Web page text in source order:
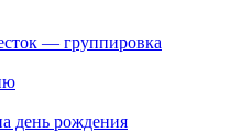
— группировка
день рождения